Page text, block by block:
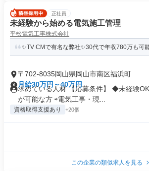
正社員
未経験から始める電気施工管理
平松電気工事株式会社
✨TV CMで有名な弊社✨30代で年収780万も可
〒702-8035岡山県岡山市南区福浜町
月給30万円～40万円
求めている人材 【応募条件】 ◆未経験
が可能な方 ⇨電気工事・現...
資格取得支援あり +20個
この企業の類似求人を見る